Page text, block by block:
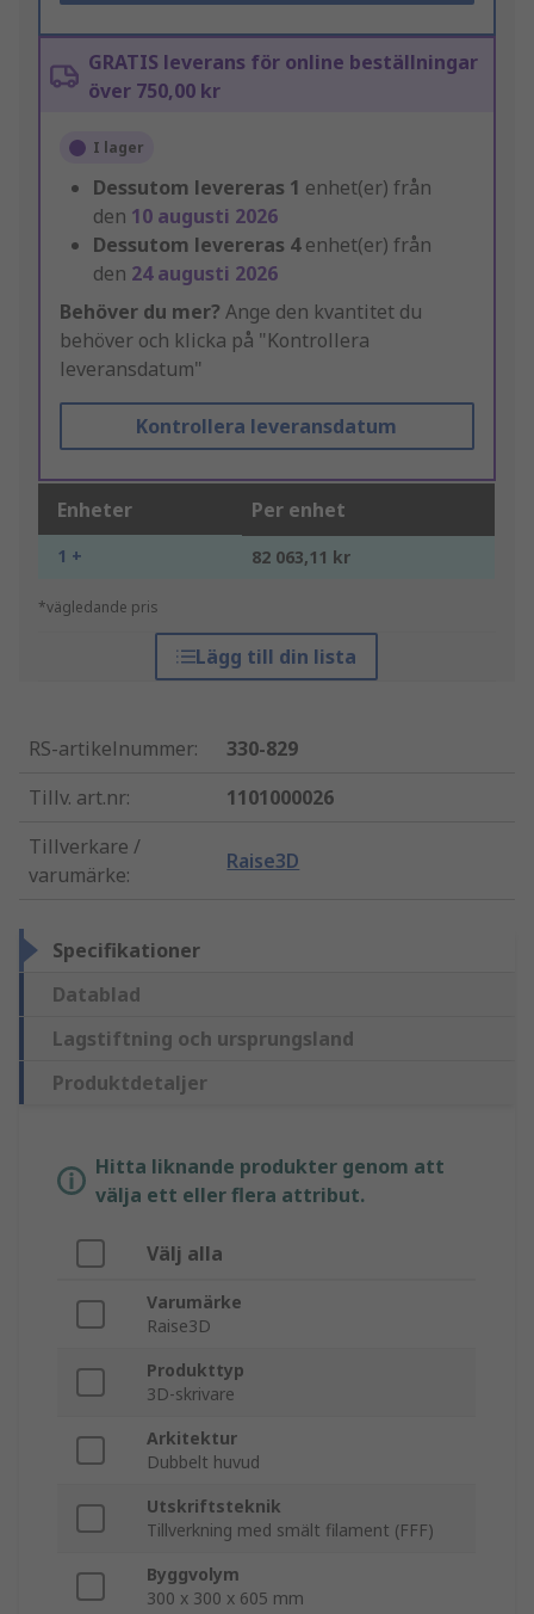
GRATIS leverans för online beställningar
över 750,00 kr
I lager
Dessutom levereras 1 enhet(er) från
den 10 augusti 2026
Dessutom levereras 4enhet(er) från
den 24 augusti 2026
Behöver du mer? Ange den kvantitet du
behöver och klicka på "Kontrollera
leveransdatum"
Kontrollera leveransdatum
Enheter Per enhet
1 + 82 063,11 kr
*vägledande pris
Lägg till din lista
RS-artikelnummer:
330-829
Tillv. art.nr:
1101000026
Tillverkare /
varumärke:
Raise3D
Specifikationer
Datablad
Lagstiftning och ursprungsland
Produktdetaljer
Hitta liknande produkter genom att
välja ett eller flera attribut.
Välj alla
Varumärke
Raise3D
Produkttyp
3D-skrivare
Arkitektur
Dubbelt huvud
Utskriftsteknik
Tillverkning med smält filament (FFF)
Byggvolym
300 x 300 x 605 mm